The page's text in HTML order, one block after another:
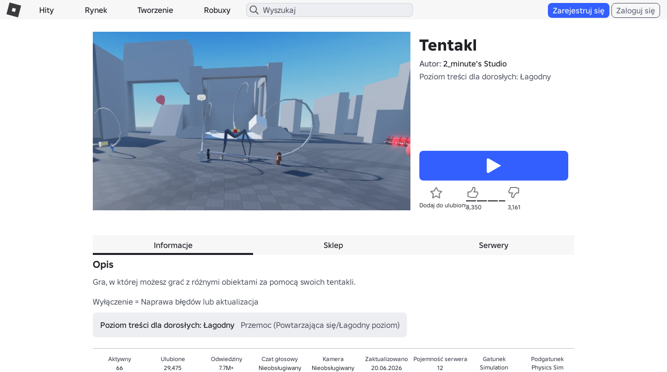
Hity Rynek Tworzenie Robuxy Zarejestruj się Zaloguj się
Tentakl
Autor: 2_minute's Studio
Poziom treści dla dorosłych: Łagodny
Dodaj do ulubionych8,350 3,161
Informacje Sklep Serwery
Opis
Gra, w której możesz grać z różnymi obiektami za pomocą swoich tentakli.
Wyłączenie = Naprawa błędów lub aktualizacja
Poziom treści dla dorosłych: Łagodny Przemoc (Powtarzająca się/Łagodny poziom)
Aktywny
66
Ulubione
29,475
Odwiedziny
7.7M+
Czat głosowy
Nieobsługiwany
Kamera
Nieobsługiwany
Zaktualizowano
20.06.2026
Pojemność serwera
12
Gatunek
Simulation
Podgatunek
Physics Sim